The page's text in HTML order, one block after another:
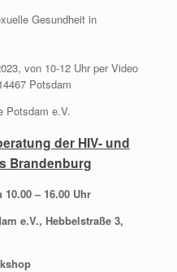
Gesundheit in
von 10-12 Uhr per Video
Potsdam
Potsdam e.V.
der HIV- und
Brandenburg
– 16.00 Uhr
Hebbelstraße 3,